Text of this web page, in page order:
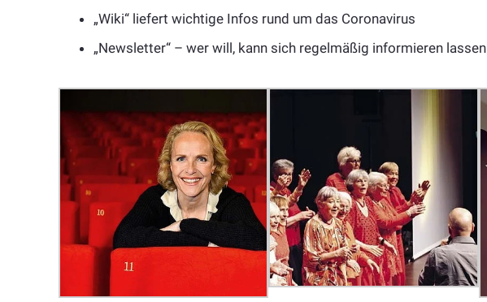
„Wiki“ liefert wichtige Infos rund um das Coronavirus
„Newsletter“ – wer will, kann sich regelmäßig informieren lassen